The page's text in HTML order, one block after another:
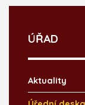
ÚŘAD
Aktuality